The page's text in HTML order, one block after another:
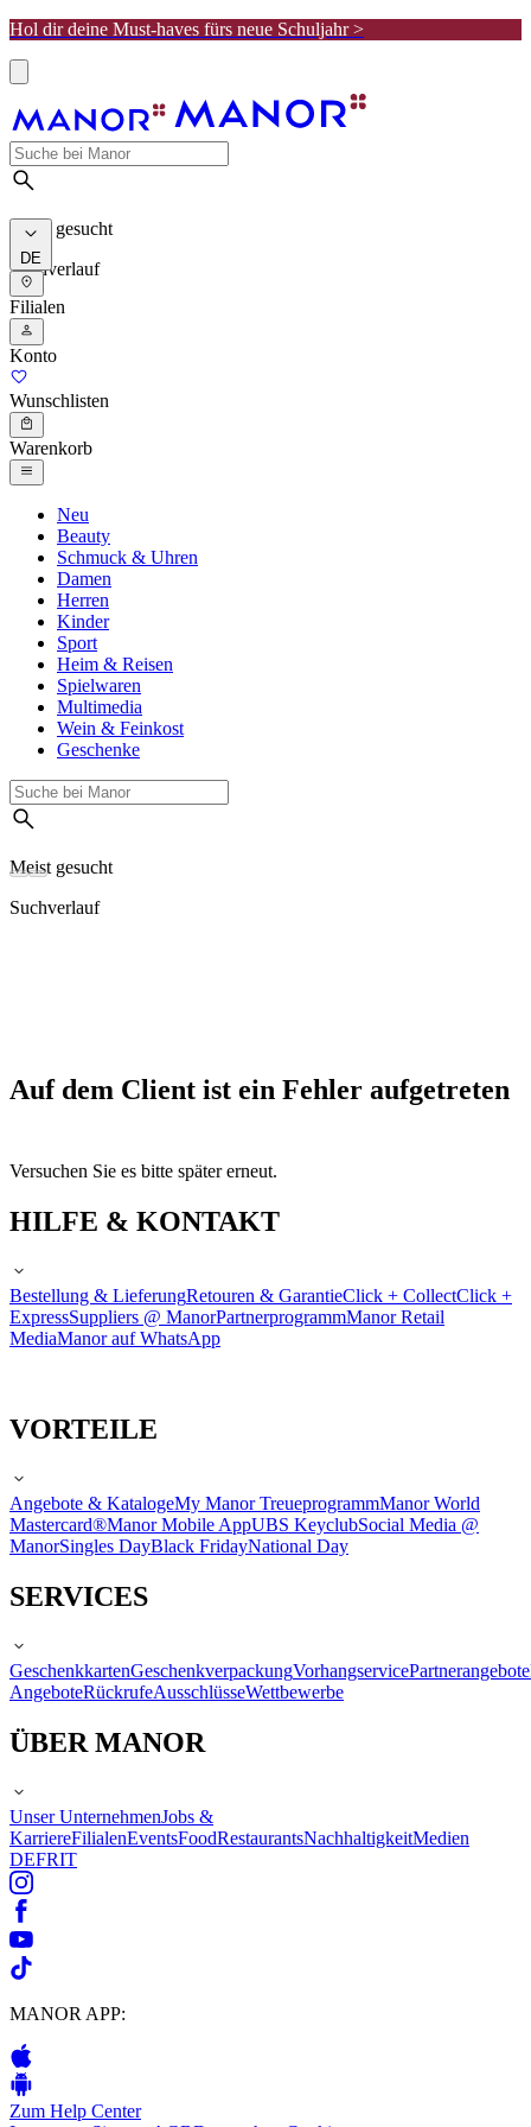
Hol dir deine Must-haves fürs neue Schuljahr >
Meist gesucht
Suchverlauf
DE
Filialen
Konto
Wunschlisten
Warenkorb
Neu
Beauty
Schmuck & Uhren
Damen
Herren
Kinder
Sport
Heim & Reisen
Spielwaren
Multimedia
Wein & Feinkost
Geschenke
Meist gesucht
Suchverlauf
Auf dem Client ist ein Fehler aufgetreten
Versuchen Sie es bitte später erneut.
HILFE & KONTAKT
Bestellung & LieferungRetouren & GarantieClick + CollectClick +
ExpressSuppliers @ ManorPartnerprogrammManor Retail
MediaManor auf WhatsApp
VORTEILE
Angebote & KatalogeMy Manor TreueprogrammManor World
Mastercard®Manor Mobile AppUBS KeyclubSocial Media @
ManorSingles DayBlack FridayNational Day
SERVICES
GeschenkkartenGeschenkverpackungVorhangservicePartnerangebote
AngeboteRückrufeAusschlüsseWettbewerbe
ÜBER MANOR
Unser UnternehmenJobs &
KarriereFilialenEventsFoodRestaurantsNachhaltigkeitMedien
DEFRIT
MANOR APP:
Zum Help Center